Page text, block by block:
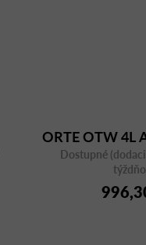
ORTE OTW 4L
Dostupné